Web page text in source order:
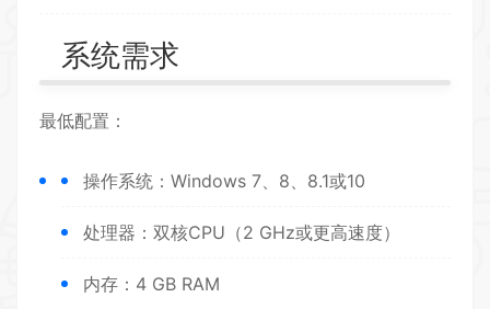
系统需求
最低配置：
操作系统：Windows 7、8、8.1或10
处理器：双核CPU（2 GHz或更高速度）
内存：4 GB RAM